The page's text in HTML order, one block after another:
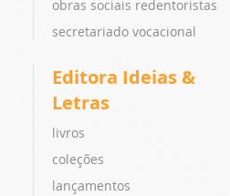
obras sociais redentoristas
secretariado vocacional
Editora Ideias &
Letras
livros
coleções
lançamentos